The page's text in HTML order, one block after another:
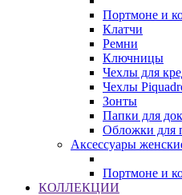
Портмоне и
Клатчи
Ремни
Ключницы
Чехлы для
Чехлы
Зонты
Папки для
Обложки для
Аксессуары
Портмоне и
КОЛЛЕКЦИИ